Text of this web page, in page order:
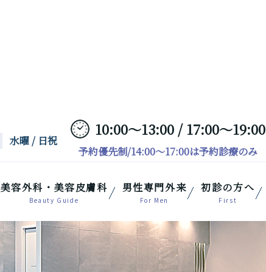
水曜 / 日祝
10:00～13:00 / 17:00～19:00
予約優先制/14:00～17:00は予約診療のみ
美容外科・美容皮膚科 男性専門外来 初診の方へ